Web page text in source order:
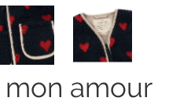
mon amour